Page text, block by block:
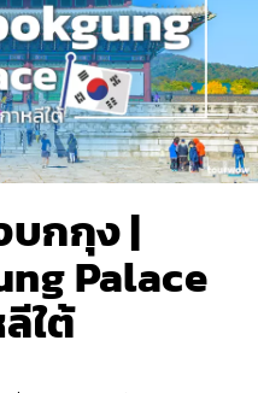
บกกุง |
Palace
ใต้